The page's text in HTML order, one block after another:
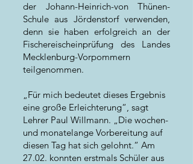
der Johann-Heinrich-von Thünen-
Schule aus Jördenstorf verwenden,
denn sie haben erfolgreich an der
Fischereischeinprüfung des Landes
Mecklenburg-Vorpommern
teilgenommen.
„Für mich bedeutet dieses Ergebnis
eine große Erleichterung“, sagt
Lehrer Paul Willmann. „Die wochen-
und monatelange Vorbereitung auf
diesen Tag hat sich gelohnt.“ Am
27.02. konnten erstmals Schüler aus